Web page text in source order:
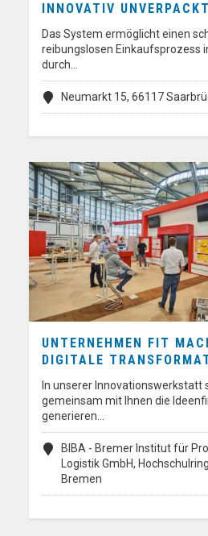
INNOVATIV UNVERPACKT
Das System ermöglicht einen
reibungslosen Einkaufsprozess
durch…
Neumarkt 15, 66117
UNTERNEHMEN FIT
DIGITALE
In unserer Innovationswerkstatt
gemeinsam mit Ihnen die
generieren…
BIBA - Bremer Institut für
Logistik GmbH,
Bremen